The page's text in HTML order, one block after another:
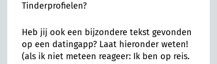
Tinderprofielen?
Heb jij ook een bijzondere tekst gevonden
op een datingapp? Laat hieronder weten!
(als ik niet meteen reageer: Ik ben op reis.